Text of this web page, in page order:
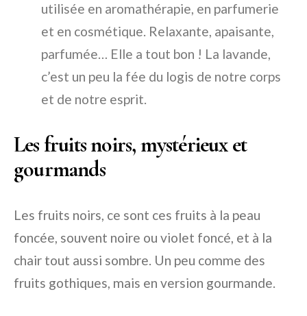
utilisée en aromathérapie, en parfumerie
et en cosmétique. Relaxante, apaisante,
parfumée… Elle a tout bon ! La lavande,
c’est un peu la fée du logis de notre corps
et de notre esprit.
Les fruits noirs, mystérieux et
gourmands
Les fruits noirs, ce sont ces fruits à la peau
foncée, souvent noire ou violet foncé, et à la
chair tout aussi sombre. Un peu comme des
fruits gothiques, mais en version gourmande.